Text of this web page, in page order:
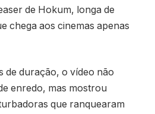
de Hokum, longa de
chega aos cinemas apenas
de duração, o vídeo não
enredo, mas mostrou
que ranquearam